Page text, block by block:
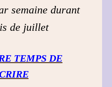
semaine durant
de juillet
TEMPS DE